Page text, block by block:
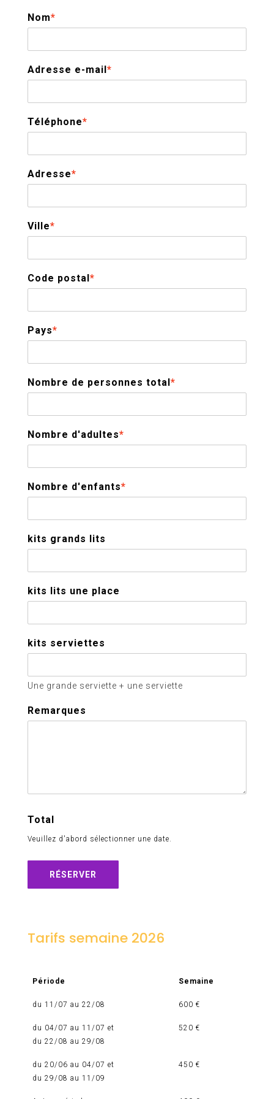
Nom*
Adresse e-mail*
Téléphone*
Adresse*
Ville*
Code postal*
Pays*
Nombre de personnes total*
Nombre d'adultes*
Nombre d'enfants*
kits grands lits
kits lits une place
kits serviettes
Une grande serviette + une serviette
Remarques
Total
Veuillez d'abord sélectionner une date.
RÉSERVER
Tarifs semaine 2026
Période Semaine
du 11/07 au 22/08 600 €
du 04/07 au 11/07 et
du 22/08 au 29/08
520 €
du 20/06 au 04/07 et
du 29/08 au 11/09
450 €